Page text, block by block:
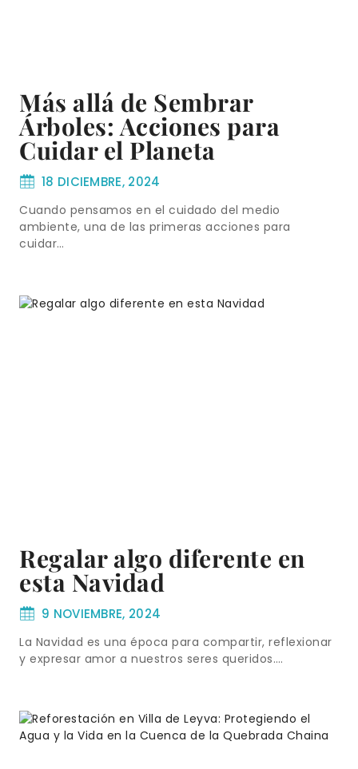
Más allá de Sembrar
Árboles: Acciones para
Cuidar el Planeta
18 DICIEMBRE, 2024
Cuando pensamos en el cuidado del medio
ambiente, una de las primeras acciones para
cuidar…
Regalar algo diferente en
esta Navidad
9 NOVIEMBRE, 2024
La Navidad es una época para compartir, reflexionar
y expresar amor a nuestros seres queridos….